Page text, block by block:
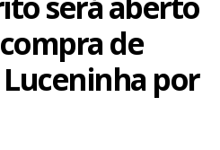
de
por